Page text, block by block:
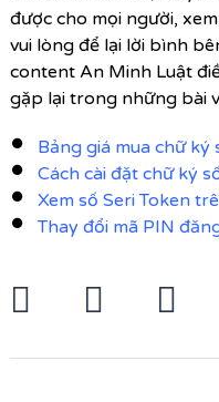
được cho mọi người,
vui lòng để lại lời bình
content An Minh Luật
gặp lại trong những bài
Bảng giá mua chữ
Cách cài đặt chữ ký
Xem số Seri Token
Thay đổi mã PIN